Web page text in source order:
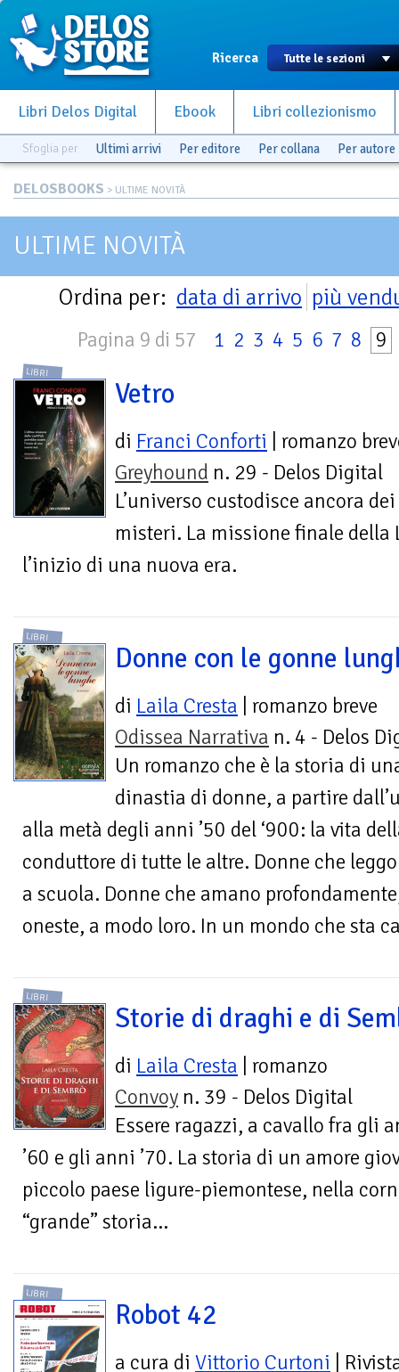
Ricerca
Libri Delos Digital Ebook Libri collezionismo
Sfoglia per Ultimi arrivi Per editore Per collana Per autore
DELOSBOOKS > ULTIME NOVITÀ
ULTIME NOVITÀ
Ordina per: data di arrivo più
Pagina 9 di 57 1 2 3 4 5 6 7 8 9
LIBRI
Vetro
di Franci Conforti | romanzo
Greyhound n. 29 - Delos Digital
L’universo custodisce ancora dei
misteri. La missione finale della
l’inizio di una nuova era.
LIBRI
Donne con le gonne
di Laila Cresta | romanzo breve
Odissea Narrativa n. 4 - Delos
Un romanzo che è la storia di
dinastia di donne, a partire
alla metà degli anni ’50 del ‘900: la vita
conduttore di tutte le altre. Donne che
a scuola. Donne che amano
oneste, a modo loro. In un mondo che sta
LIBRI
Storie di draghi e di
di Laila Cresta | romanzo
Convoy n. 39 - Delos Digital
Essere ragazzi, a cavallo fra gli
’60 e gli anni ’70. La storia di un amore
piccolo paese ligure-piemontese, nella
“grande” storia...
LIBRI
Robot 42
a cura di Vittorio Curtoni |